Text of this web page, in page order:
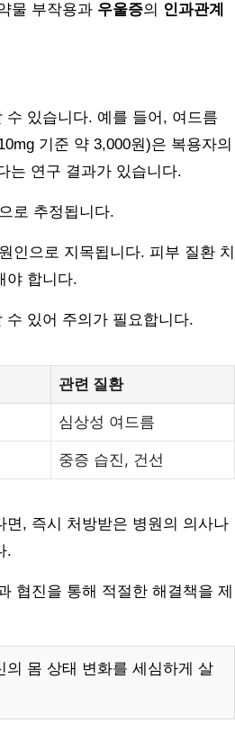
물 부작용과 우울증의 인과관계
있습니다. 예를 들어, 여드름
기준 약 3,000원)은 복용자의
는 연구 결과가 있습니다.
로 추정됩니다.
인으로 지목됩니다. 피부 질환 치
야 합니다.
있어 주의가 필요합니다.
관련 질환
심상성 여드름
중증 습진, 건선
, 즉시 처방받은 병원의 의사나
.
협진을 통해 적절한 해결책을 제
몸 상태 변화를 세심하게 살